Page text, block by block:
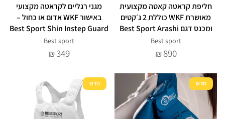
חליפת קראטה קאטה מקצועית
מאושרת WKF כוללת 2 ג׳קטים
ומכנס דגם Best Sport Arashi
Best sport
₪890
מגני רגליים לקראטה מקצועי
באישור WKF אדום או כחול –
Best Sport Shin Instep Guard
Best sport
₪349
חדש חדש